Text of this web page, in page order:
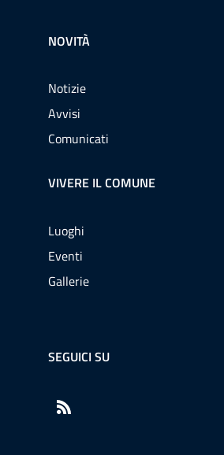
NOVITÀ
Notizie
Avvisi
Comunicati
VIVERE IL COMUNE
Luoghi
Eventi
Gallerie
SEGUICI SU